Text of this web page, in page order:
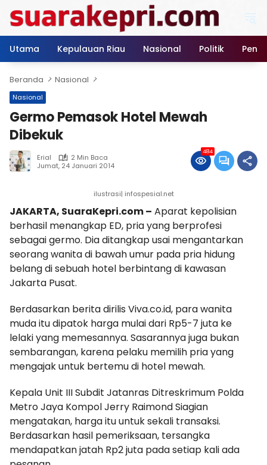
konten
Utama
Kepulauan Riau Nasional Politik
Beranda Nasional
Nasional
Germo Pemasok Hotel Mewah
Dibekuk
Erial
2 Min Baca
Jumat, 24 Januari 2014
484
ilustrasi| infospesial.net
JAKARTA, SuaraKepri.com – Aparat kepolisian
berhasil menangkap ED, pria yang berprofesi
sebagai germo. Dia ditangkap usai mengantarkan
seorang wanita di bawah umur pada pria hidung
belang di sebuah hotel berbintang di kawasan
Jakarta Pusat.
Berdasarkan berita dirilis Viva.co.id, para wanita
muda itu dipatok harga mulai dari Rp5-7 juta ke
lelaki yang memesannya. Sasarannya juga bukan
sembarangan, karena pelaku memilih pria yang
mengajak untuk bertemu di hotel mewah.
Kepala Unit III Subdit Jatanras Ditreskrimum Polda
Metro Jaya Kompol Jerry Raimond Siagian
mengatakan, harga itu untuk sekali transaksi.
Berdasarkan hasil pemeriksaan, tersangka
mendapatkan jatah Rp2 juta pada setiap kali ada